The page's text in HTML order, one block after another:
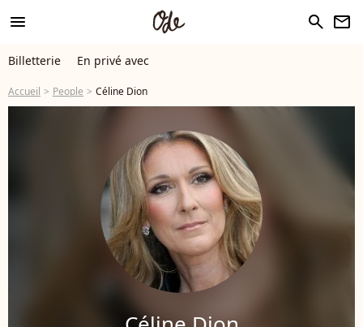
menu search newsletter
Billetterie En privé avec
Accueil People Céline Dion